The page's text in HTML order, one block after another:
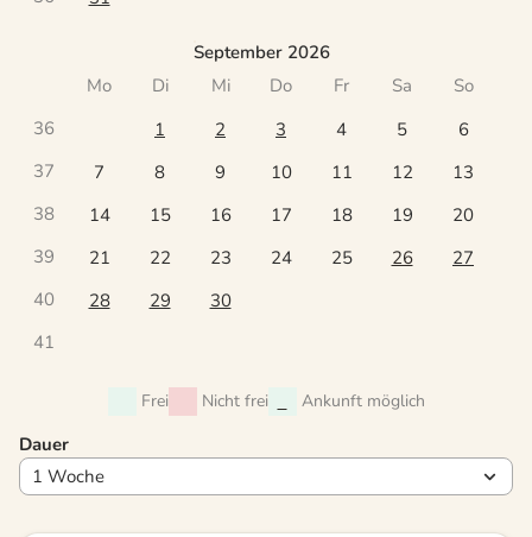
September 2026
Mo
Di Mi Do Fr Sa
So
36
1 2 3 4 5
6
37
7 8 9 10 11 12
13
38
14 15 16 17 18 19
20
39
21 22 23 24 25 26
27
40
28 29
30
41
Frei Nicht frei Ankunft möglich
Dauer